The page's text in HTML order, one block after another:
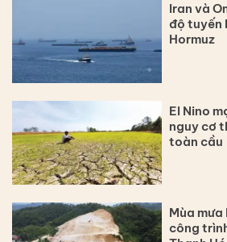
Iran và
độ tuyến
Hormuz
El Nino
nguy cơ
toàn cầu
Mùa
công